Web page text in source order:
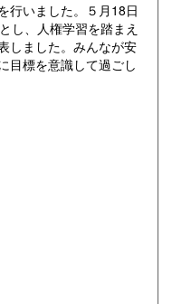
行いました。５月18日
し、人権学習を踏まえ
しました。みんなが安
目標を意識して過ごし